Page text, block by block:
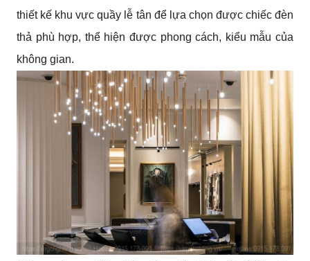
thiết kế khu vực quầy lễ tân để lựa chọn được chiếc đèn
thả phù hợp, thể hiện được phong cách, kiểu mẫu của
không gian.